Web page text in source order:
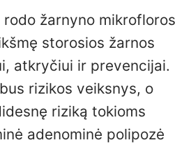
žarnyno mikrofloros
storosios žarnos
atkryčiui ir prevencijai.
rizikos veiksnys, o
riziką tokioms
adenominė polipozė